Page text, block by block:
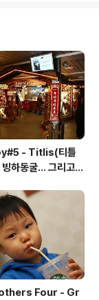
- Titlis(티틀
하동굴... 그리고
Four - Gr